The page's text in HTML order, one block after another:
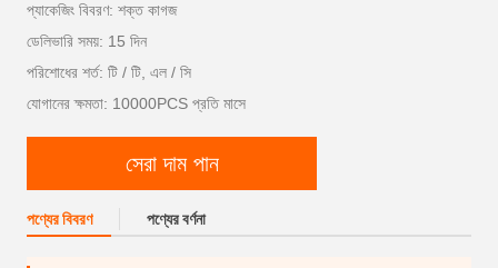
প্যাকেজিং বিবরণ: শক্ত কাগজ
ডেলিভারি সময়: 15 দিন
পরিশোধের শর্ত: টি / টি, এল / সি
যোগানের ক্ষমতা: 10000PCS প্রতি মাসে
সেরা দাম পান
পণ্যের বিবরণ পণ্যের বর্ণনা